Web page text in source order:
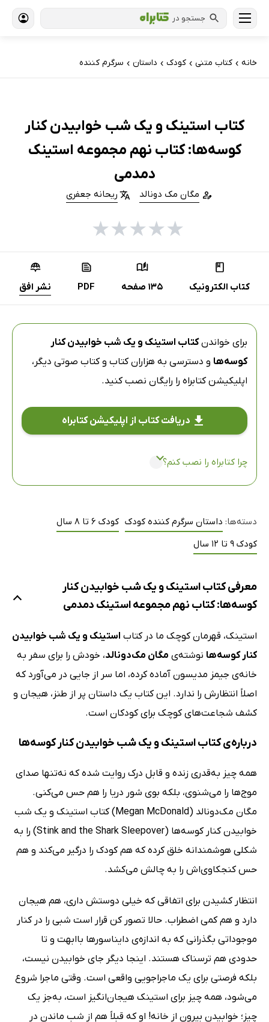
جستجو در
خانه › کتاب‌ متنی › کودک › داستان › سرگرم کننده
کتاب استینک و یک شب خوابیدن کنار
کوسه‌ها: کتاب نهم مجموعه استینک
دمدمی
مگان مک دونالد ریحانه جعفری
★
★
★
★
★
کتاب الکترونیک 135 صفحه PDF نشر افق
برای خواندنکتاب استینک و یک شب خوابیدن کنار
کوسه‌ها و دسترسی به هزاران کتاب و کتاب صوتی دیگر،
اپلیکیشن کتابراه را رایگان نصب کنید.
دریافت کتاب از اپلیکیشن کتابراه
چرا کتابراه را نصب کنم؟
دسته‌ها: داستان سرگرم کننده کودک کودک 6 تا 8 سال
کودک 9 تا 12 سال
معرفی کتاب استینک و یک شب خوابیدن کنار
کوسه‌ها: کتاب نهم مجموعه استینک دمدمی
استینک، قهرمان کوچک ما در کتاب استینک و یک شب خوابیدن
کنار کوسه‌ها نوشته‌ی مگان مک‌دونالد، خودش را برای سفر به
خانه‌ی جیمز مدیسون آماده کرده، اما سر از جایی در می‌آورد که
اصلاً انتظارش را ندارد. این کتاب یک داستان پر از طنز، هیجان و
کشف شجاعت‌های کوچک برای کودکان است.
درباره‌ی کتاب استینک و یک شب خوابیدن کنار کوسه‌ها
همه‌ چیز به‌قدری زنده و قابل درک روایت شده که نه‌تنها صدای
موج‌ها را می‌شنوی، بلکه بوی شور دریا را هم حس می‌کنی.
مگان مک‌دونالد (Megan McDonald) کتاب استینک و یک شب
خوابیدن کنار کوسه‌ها (Stink and the Shark Sleepover) را به
شکلی هوشمندانه خلق کرده که هم کودک را درگیر می‌کند و هم
حس کنجکاوی‌اش را به چالش می‌کشد.
انتظار کشیدن برای اتفاقی که خیلی دوستش داری، هم هیجان
دارد و هم کمی اضطراب. حالا تصور کن قرار است شبی را در کنار
موجوداتی بگذرانی که به اندازه‌ی دایناسورها باابهت و تا
حدودی هم ترسناک هستند. اینجا دیگر جای خوابیدن نیست،
بلکه فرصتی برای یک ماجراجویی واقعی است. وقتی ماجرا شروع
می‌شود، همه‌ چیز برای استینک هیجان‌انگیز است، به‌جز یک
چیز؛ خوابیدن بیرون از خانه! او که قبلاً هم از شب ماندن در